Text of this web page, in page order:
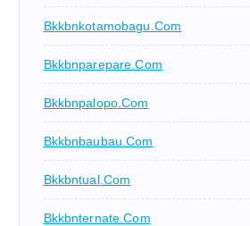
Bkkbnkotamobagu.com
Bkkbnparepare.com
Bkkbnpalopo.com
Bkkbnbaubau.com
Bkkbntual.com
Bkkbnternate.com